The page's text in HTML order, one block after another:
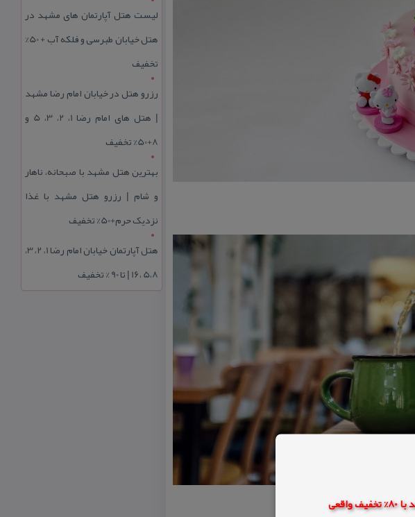
لیست هتل آپارتمان های مشهد در
هتل خیابان طبرسی و فلکه آب + 50%
تخفیف
رزرو هتل در خیابان امام رضا مشهد
| هتل‌ های امام رضا 1، 2، 3، 5 و
8+50% تخفیف
بهترین هتل مشهد با صبحانه، ناهار
و شام | رزرو هتل مشهد با غذا
نزدیک حرم+50% تخفیف
هتل آپارتمان خیابان امام رضا 1، 2، 3،
5،8 ،16 | تا 90 % تخفیف